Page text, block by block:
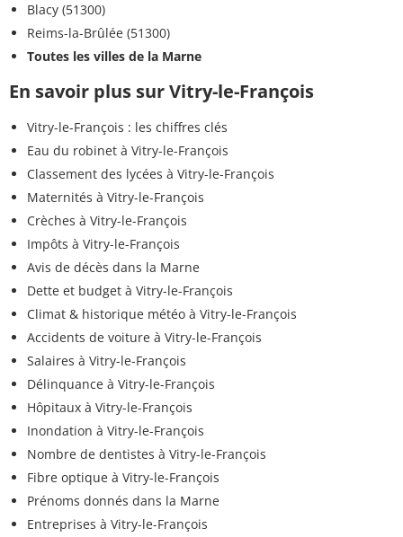
Blacy (51300)
Reims-la-Brûlée (51300)
Toutes les villes de la Marne
En savoir plus sur Vitry-le-François
Vitry-le-François : les chiffres clés
Eau du robinet à Vitry-le-François
Classement des lycées à Vitry-le-François
Maternités à Vitry-le-François
Crèches à Vitry-le-François
Impôts à Vitry-le-François
Avis de décès dans la Marne
Dette et budget à Vitry-le-François
Climat & historique météo à Vitry-le-François
Accidents de voiture à Vitry-le-François
Salaires à Vitry-le-François
Délinquance à Vitry-le-François
Hôpitaux à Vitry-le-François
Inondation à Vitry-le-François
Nombre de dentistes à Vitry-le-François
Fibre optique à Vitry-le-François
Prénoms donnés dans la Marne
Entreprises à Vitry-le-François